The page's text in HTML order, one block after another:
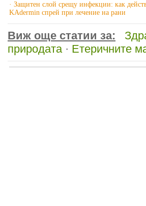
· Защитен слой срещу инфекции: как
KAdermin спрей при лечение на рани
Виж още статии за:
природата· Етеричните